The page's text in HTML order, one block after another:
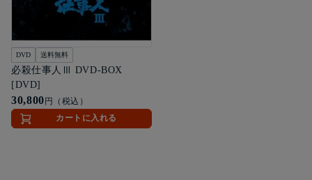
DVD 送料無料
必殺仕事人Ⅲ DVD-BOX
[DVD]
30,800円（税込）
カートに入れる